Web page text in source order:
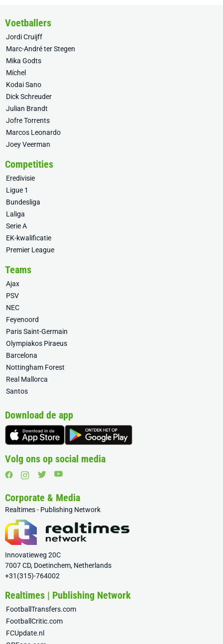
Voetballers
Jordi Cruijff
Marc-André ter Stegen
Mika Godts
Míchel
Kodai Sano
Dick Schreuder
Julian Brandt
Jofre Torrents
Marcos Leonardo
Joey Veerman
Competities
Eredivisie
Ligue 1
Bundesliga
Laliga
Serie A
EK-kwalificatie
Premier League
Teams
Ajax
PSV
NEC
Feyenoord
Paris Saint-Germain
Olympiakos Piraeus
Barcelona
Nottingham Forest
Real Mallorca
Santos
Download de app
Volg ons op social media
Corporate & Media
Realtimes - Publishing Network
Innovatieweg 20C
7007 CD, Doetinchem, Netherlands
+31(315)-764002
Realtimes | Publishing Network
FootballTransfers.com
FootballCritic.com
FCUpdate.nl